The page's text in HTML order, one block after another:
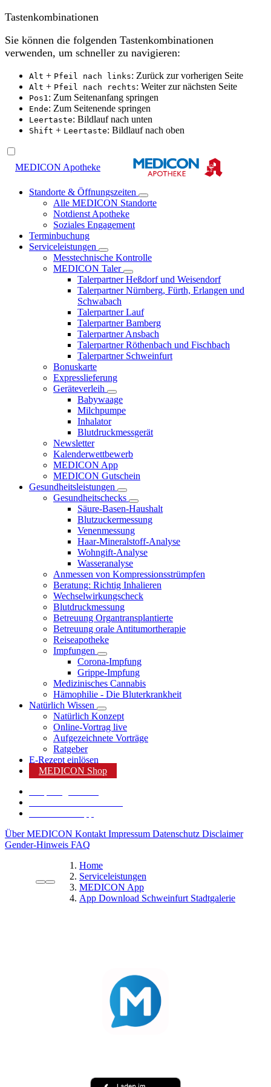
Tastenkombinationen
Sie können die folgenden Tastenkombinationen
verwenden, um schneller zu navigieren:
Alt + Pfeil nach links: Zurück zur vorherigen Seite
Alt + Pfeil nach rechts: Weiter zur nächsten Seite
Pos1 : Zum Seitenanfang springen
Ende: Zum Seitenende springen
Leertaste: Bildlauf nach unten
Shift + Leertaste: Bildlauf nach oben
MEDICON Apotheke
Standorte & Öffnungszeiten
Alle MEDICON Standorte
Notdienst Apotheke
Soziales Engagement
Terminbuchung
Serviceleistungen
Messtechnische Kontrolle
MEDICON Taler
Talerpartner Heßdorf und Weisendorf
Talerpartner Nürnberg, Fürth, Erlangen und
Schwabach
Talerpartner Lauf
Talerpartner Bamberg
Talerpartner Ansbach
Talerpartner Röthenbach und Fischbach
Talerpartner Schweinfurt
Bonuskarte
Expresslieferung
Geräteverleih
Babywaage
Milchpumpe
Inhalator
Blutdruckmessgerät
Newsletter
Kalenderwettbewerb
MEDICON App
MEDICON Gutschein
Gesundheitsleistungen
Gesundheitschecks
Säure-Basen-Haushalt
Blutzuckermessung
Venenmessung
Haar-Mineralstoff-Analyse
Wohngift-Analyse
Wasseranalyse
Anmessen von Kompressionsstrümpfen
Beratung: Richtig Inhalieren
Wechselwirkungscheck
Blutdruckmessung
Betreuung Organtransplantierte
Betreuung orale Antitumortherapie
Reiseapotheke
Impfungen
Corona-Impfung
Grippe-Impfung
Medizinisches Cannabis
Hämophilie - Die Bluterkrankheit
Natürlich Wissen
Natürlich Konzept
Online-Vortrag live
Aufgezeichnete Vorträge
Ratgeber
E-Rezept einlösen
MEDICON Shop
Über MEDICON Kontakt Impressum Datenschutz Disclaimer
Gender-Hinweis FAQ
Home
Serviceleistungen
MEDICON App
App Download Schweinfurt Stadtgalerie